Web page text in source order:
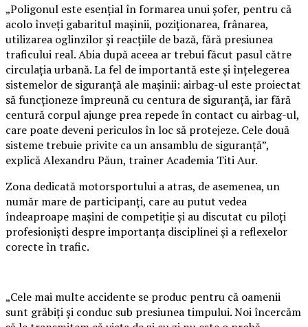
„Poligonul este esențial în formarea unui șofer, pentru că
acolo înveți gabaritul mașinii, poziționarea, frânarea,
utilizarea oglinzilor și reacțiile de bază, fără presiunea
traficului real. Abia după aceea ar trebui făcut pasul către
circulația urbană. La fel de importantă este și înțelegerea
sistemelor de siguranță ale mașinii: airbag-ul este proiectat
să funcționeze împreună cu centura de siguranță, iar fără
centură corpul ajunge prea repede în contact cu airbag-ul,
care poate deveni periculos în loc să protejeze. Cele două
sisteme trebuie privite ca un ansamblu de siguranță”,
explică Alexandru Păun, trainer Academia Titi Aur.
Zona dedicată motorsportului a atras, de asemenea, un
număr mare de participanți, care au putut vedea
îndeaproape mașini de competiție și au discutat cu piloți
profesioniști despre importanța disciplinei și a reflexelor
corecte în trafic.
„Cele mai multe accidente se produc pentru că oamenii
sunt grăbiți și conduc sub presiunea timpului. Noi încercăm